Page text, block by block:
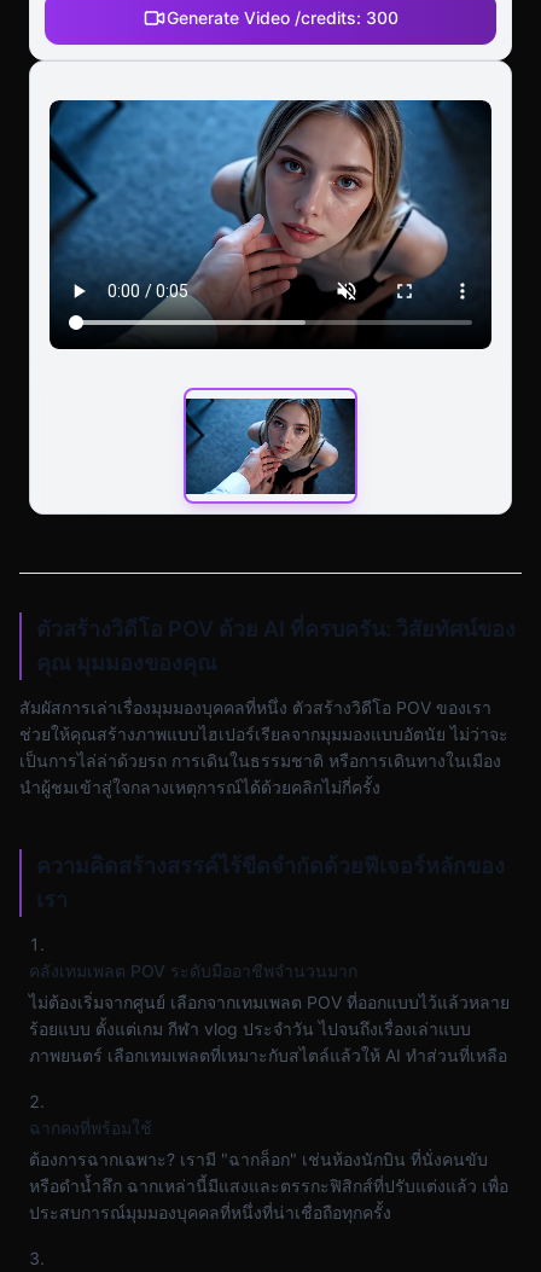
Generate Video /credits: 300
ตัวสร้างวิดีโอ POV ด้วย AI ที่ครบครัน: วิสัยทัศน์ของ
คุณ มุมมองของคุณ
สัมผัสการเล่าเรื่องมุมมองบุคคลที่หนึ่ง ตัวสร้างวิดีโอ POV ของเรา
ช่วยให้คุณสร้างภาพแบบไฮเปอร์เรียลจากมุมมองแบบอัตนัย ไม่ว่าจะ
เป็นการไล่ล่าด้วยรถ การเดินในธรรมชาติ หรือการเดินทางในเมือง
นำผู้ชมเข้าสู่ใจกลางเหตุการณ์ได้ด้วยคลิกไม่กี่ครั้ง
ความคิดสร้างสรรค์ไร้ขีดจำกัดด้วยฟีเจอร์หลักของ
เรา
คลังเทมเพลต POV ระดับมืออาชีพจำนวนมาก
ไม่ต้องเริ่มจากศูนย์ เลือกจากเทมเพลต POV ที่ออกแบบไว้แล้วหลาย
ร้อยแบบ ตั้งแต่เกม กีฬา vlog ประจำวัน ไปจนถึงเรื่องเล่าแบบ
ภาพยนตร์ เลือกเทมเพลตที่เหมาะกับสไตล์แล้วให้ AI ทำส่วนที่เหลือ
ฉากคงที่พร้อมใช้
ต้องการฉากเฉพาะ? เรามี "ฉากล็อก" เช่นห้องนักบิน ที่นั่งคนขับ
หรือดำน้ำลึก ฉากเหล่านี้มีแสงและตรรกะฟิสิกส์ที่ปรับแต่งแล้ว เพื่อ
ประสบการณ์มุมมองบุคคลที่หนึ่งที่น่าเชื่อถือทุกครั้ง